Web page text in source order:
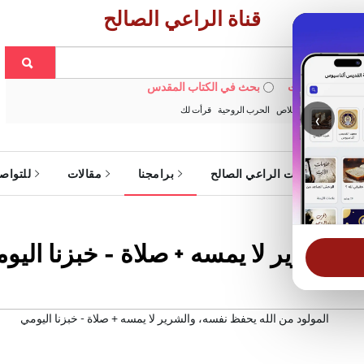
‹
قناة الراعي الصالح
في الويبسايت بحث في الكتاب المقدس
خبزنا اليومي الخلاص الحرب الروحية قرأت لك
خدمات الراعي الصالح برامجنا مقالات
والشرير لا يمسه + صلاة - خبزنا